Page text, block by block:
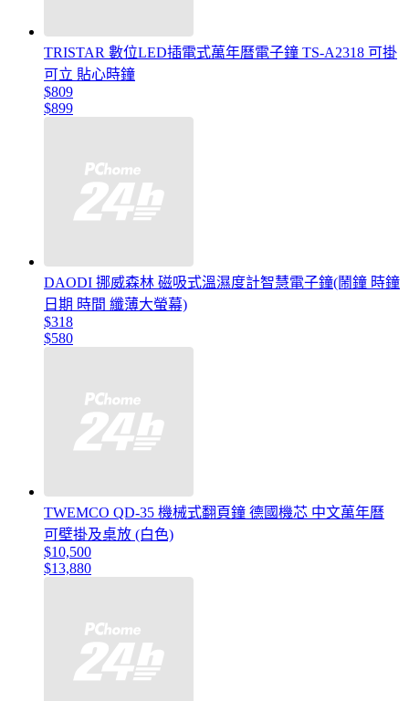
TRISTAR 數位LED插電式萬年曆電子鐘 TS-A2318 可掛
可立 貼心時鐘
$809
$899
DAODI 挪威森林 磁吸式溫濕度計智慧電子鐘(鬧鐘 時鐘
日期 時間 纖薄大螢幕)
$318
$580
TWEMCO QD-35 機械式翻頁鐘 德國機芯 中文萬年曆
可壁掛及桌放 (白色)
$10,500
$13,880